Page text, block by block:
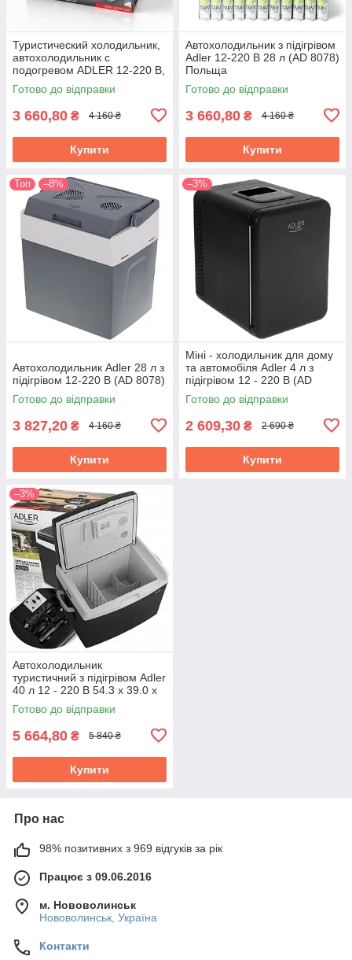
Туристический холодильник,
автохолодильник с
подогревом ADLER 12-220 В,
28 л. AD 8078 (Польша)
Готово до відправки
3 660,80 ₴ 4 160 ₴
Купити
Автохолодильник з підігрівом
Adler 12-220 В 28 л (AD 8078)
Польща
Готово до відправки
3 660,80 ₴ 4 160 ₴
Купити
Топ –8%
Автохолодильник Adler 28 л з
підігрівом 12-220 В (AD 8078)
Готово до відправки
3 827,20 ₴ 4 160 ₴
Купити
–3%
Міні - холодильник для дому
та автомобіля Adler 4 л з
підігрівом 12 - 220 В (AD
8084 Black)
Готово до відправки
2 609,30 ₴ 2 690 ₴
Купити
–3%
Автохолодильник
туристичний з підігрівом Adler
40 л 12 - 220 В 54.3 x 39.0 x
43.0 см (AD 8092)
Готово до відправки
5 664,80 ₴ 5 840 ₴
Купити
Про нас
98% позитивних з 969 відгуків за рік
Працює з 09.06.2016
м. Нововолинськ
Нововолинськ, Україна
Контакти